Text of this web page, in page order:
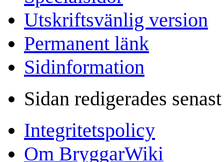
Utskriftsvänlig version
Permanent länk
Sidinformation
Sidan redigerades
Integritetspolicy
Om BryggarWiki